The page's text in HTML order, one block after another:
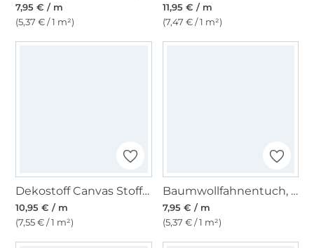
7,95 € / m
(5,37 € / 1 m²)
11,95 € / m
(7,47 € / 1 m²)
Dekostoff Canvas Stoff uni, tannengrün
10,95 € / m
(7,55 € / 1 m²)
Baumwollfahnentuch, melonengelb
7,95 € / m
(5,37 € / 1 m²)